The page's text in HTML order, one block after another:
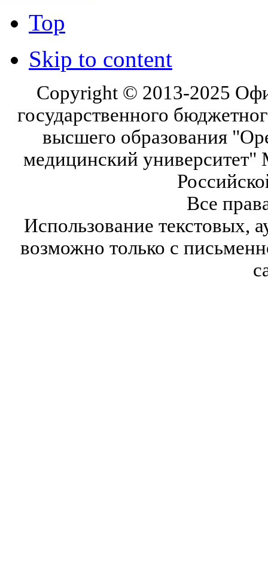
Top
Skip to content
Copyright © 2013-2025
государственного
высшего образования
медицинский университет"
Все
Использование текстовых,
возможно только с